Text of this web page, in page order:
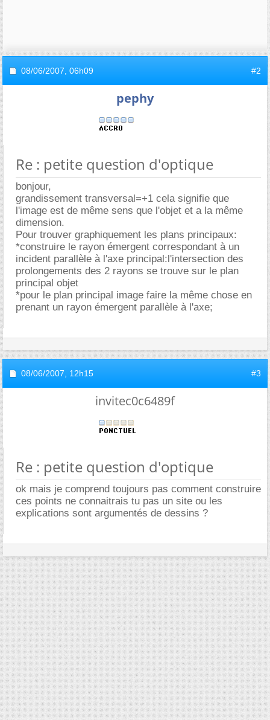
08/06/2007, 06h09 #2
pephy
Re : petite question d'optique
bonjour,
grandissement transversal=+1 cela signifie que
l'image est de même sens que l'objet et a la même
dimension.
Pour trouver graphiquement les plans principaux:
*construire le rayon émergent correspondant à un
incident parallèle à l'axe principal:l'intersection des
prolongements des 2 rayons se trouve sur le plan
principal objet
*pour le plan principal image faire la même chose en
prenant un rayon émergent parallèle à l'axe;
08/06/2007, 12h15 #3
invitec0c6489f
Re : petite question d'optique
ok mais je comprend toujours pas comment construire
ces points ne connaitrais tu pas un site ou les
explications sont argumentés de dessins ?